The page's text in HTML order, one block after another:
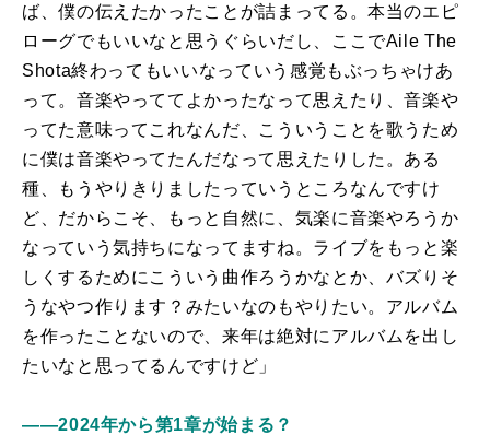
ば、僕の伝えたかったことが詰まってる。本当のエピ
ローグでもいいなと思うぐらいだし、ここでAile The
Shota終わってもいいなっていう感覚もぶっちゃけあ
って。音楽やっててよかったなって思えたり、音楽や
ってた意味ってこれなんだ、こういうことを歌うため
に僕は音楽やってたんだなって思えたりした。ある
種、もうやりきりましたっていうところなんですけ
ど、だからこそ、もっと自然に、気楽に音楽やろうか
なっていう気持ちになってますね。ライブをもっと楽
しくするためにこういう曲作ろうかなとか、バズりそ
うなやつ作ります？みたいなのもやりたい。アルバム
を作ったことないので、来年は絶対にアルバムを出し
たいなと思ってるんですけど」
――2024年から第1章が始まる？